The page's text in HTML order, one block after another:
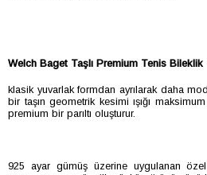
Welch Baget Taşlı Premium Tenis
klasik yuvarlak formdan ayrılarak daha
bir taşın geometrik kesimi ışığı
premium bir parıltı oluşturur.
925 ayar gümüş üzerine uygulanan